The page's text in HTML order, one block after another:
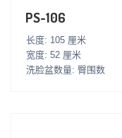
PS-106
长度: 105 厘米
宽度: 52 厘米
洗脸盆数量: 臀围数